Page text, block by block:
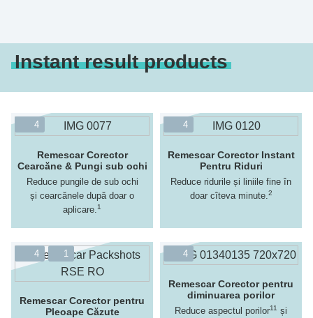
Instant result products
4
Remescar Corector
Cearcăne & Pungi sub ochi
Reduce pungile de sub ochi
și cearcănele după doar o
aplicare. 1
4
Remescar Corector Instant
Pentru Riduri
Reduce ridurile și liniile fine în
doar cîteva minute. 2
4 1
Remescar Corector pentru
Pleoape Căzute
4
Remescar Corector pentru
diminuarea porilor
Reduce aspectul porilor11 și